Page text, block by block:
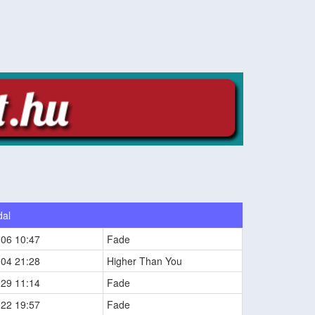
10:47
Fade
21:28
Higher Than You
11:14
Fade
19:57
Fade